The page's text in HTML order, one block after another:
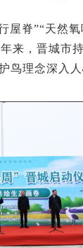
屋脊”“天然
来，晋城市
鸟理念深入人